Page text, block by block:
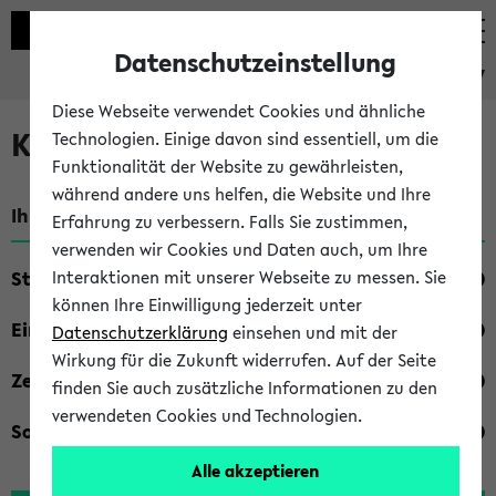
eKVV
Kombisuche im eKVV
Ihre Suchkriterien:
Studienfach
Einrichtung
Zeiten
Sonstiges
Datenschutzeinstellung
Diese Webseite verwendet Cookies und ähnliche
Technologien. Einige davon sind essentiell, um die
Funktionalität der Website zu gewährleisten,
während andere uns helfen, die Website und Ihre
Erfahrung zu verbessern. Falls Sie zustimmen,
verwenden wir Cookies und Daten auch, um Ihre
Interaktionen mit unserer Webseite zu messen. Sie
können Ihre Einwilligung jederzeit unter
Datenschutzerklärung einsehen und mit der
Wirkung für die Zukunft widerrufen. Auf der Seite
finden Sie auch zusätzliche Informationen zu den
verwendeten Cookies und Technologien.
Alle akzeptieren